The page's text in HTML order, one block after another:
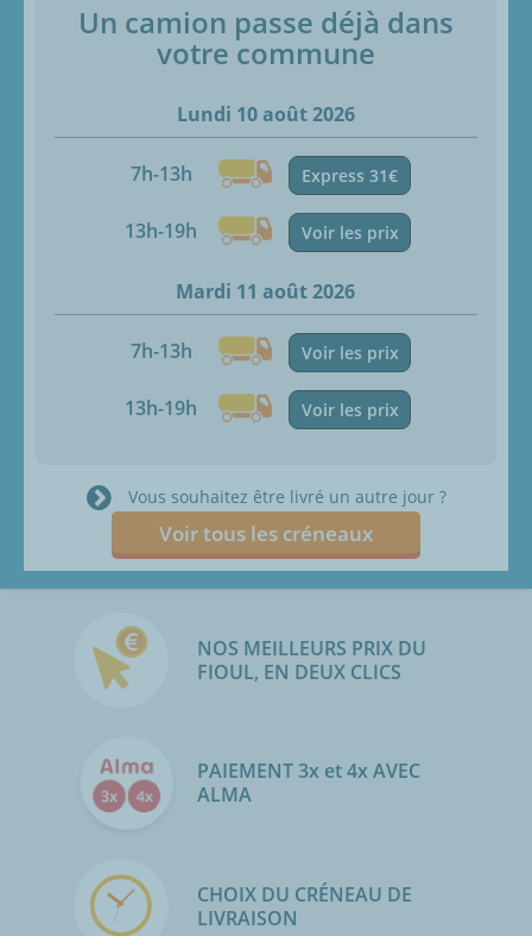
Un camion passe déjà dans
votre commune
Lundi 10 août 2026
7h-13h Express 31€
13h-19h Voir les prix
Mardi 11 août 2026
7h-13h Voir les prix
13h-19h Voir les prix
Vous souhaitez être livré un autre jour ?
Voir tous les créneaux
NOS MEILLEURS PRIX DU
FIOUL, EN DEUX CLICS
PAIEMENT 3x et 4x AVEC
ALMA
CHOIX DU CRÉNEAU DE
LIVRAISON